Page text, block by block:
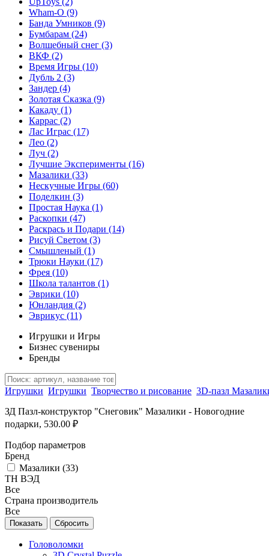
Wham-O (9)
Банда Умников (9)
Бумбарам (24)
Волшебный снег (3)
ВКФ (2)
Время Игры (10)
Дубль 2 (3)
Зандер (4)
Золотая Сказка (9)
Какаду (1)
Каррас (2)
Лас Играс (17)
Лео (2)
Луч (2)
Лучшие Эксперименты (16)
Мазалики (33)
Нескучные Игры (60)
Поделкин (3)
Простая Наука (1)
Раскопки (47)
Раскрась и Подари (14)
Рисуй Светом (3)
Смышленый (1)
Трюки Науки (17)
Фрея (10)
Школа талантов (1)
Эврики (10)
Юнландия (2)
Эврикус (11)
Игрушки и Игры
Бизнес сувениры
Бренды
Игрушки Игрушки Творчество и рисование 3D-пазл
ЗД Пазл-конструктор "Снеговик" Мазалики - Новогодние
подарки, 530.00 ₽
Подбор параметров
Бренд
Мазалики (33)
ТН ВЭД
Все
Страна производитель
Все
Головоломки